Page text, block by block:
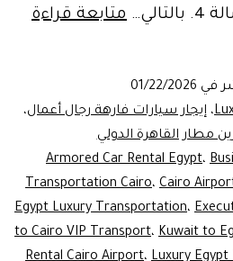
متابعة قراءة
في 01/22/2026
، إيجار سيارات فارهة رجال أعمال،
مطار القاهرة الدولي
Armored Car Rental Egypt،
Transportation Cairo، Cairo
Egypt Luxury Transportation،
to Cairo VIP Transport، Kuwait to
Rental Cairo Airport، Luxury Egypt